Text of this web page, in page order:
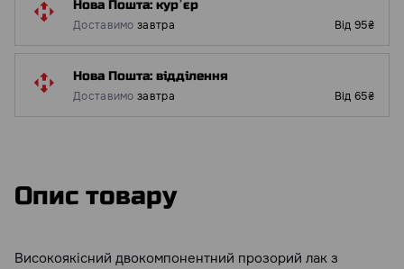
Нова Пошта: курʼєр
Доставимо завтра Від 95₴
Нова Пошта: відділення
Доставимо завтра Від 65₴
Опис товару
Високоякісний двокомпонентний прозорий лак з